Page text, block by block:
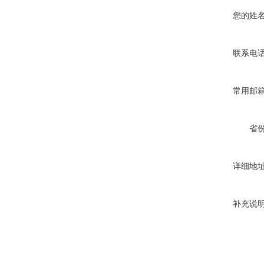
您的姓
联系电
常用邮
省
详细地
补充说